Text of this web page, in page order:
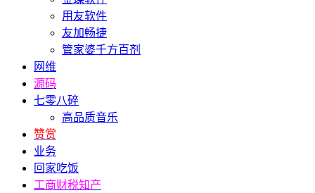
用友软件
友加畅捷
管家婆千方百剂
网维
源码
七零八碎
高品质音乐
赞赏
业务
回家吃饭
工商财税知产